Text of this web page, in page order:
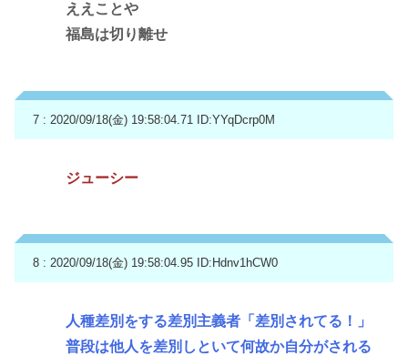
ええことや
福島は切り離せ
7 : 2020/09/18(金) 19:58:04.71 ID:YYqDcrp0M
ジューシー
8 : 2020/09/18(金) 19:58:04.95 ID:Hdnv1hCW0
人種差別をする差別主義者「差別されてる！」
普段は他人を差別しといて何故か自分がされる